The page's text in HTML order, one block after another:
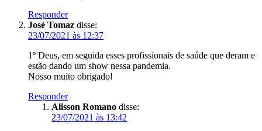
Responder
José Tomaz disse:
23/07/2021 às 12:37
1º Deus, em seguida esses profissionais de saúde que deram e
estão dando um show nessa pandemia.
Nosso muito obrigado!
Responder
Alisson Romano disse:
23/07/2021 às 13:42